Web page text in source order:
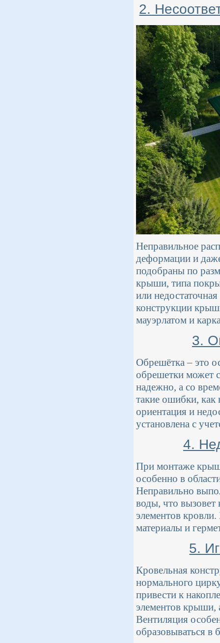
2.
Неправильное
деформации и
подобраны по
крыши, типа
или
конструкции
мауэрлатом и
3.
Обрешётка – это
обрешетки может
надежно, а со
такие ошибки, как
ориентация и
установлена с
4.
При монтаже
особенно в
Неправильно
воды, что вызовет
элементов
материалы и
5.
Кровельная
нормального
привести к
элементов крыши,
Вентиляция
образовываться в